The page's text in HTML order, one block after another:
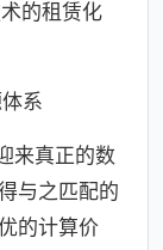
的租赁化
系
来真正的数
与之匹配的
的计算价